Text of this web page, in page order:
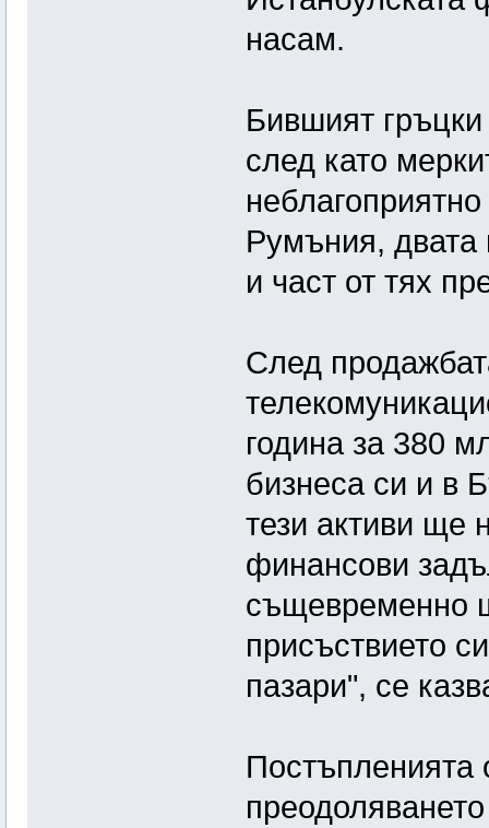
насам.
Бившият
след като
Румъния, двата
и част от тях
След
година за 380
бизнеса си и в
тези активи ще
финансови
същевременно
присъствието
пазари", се
Постъпленията